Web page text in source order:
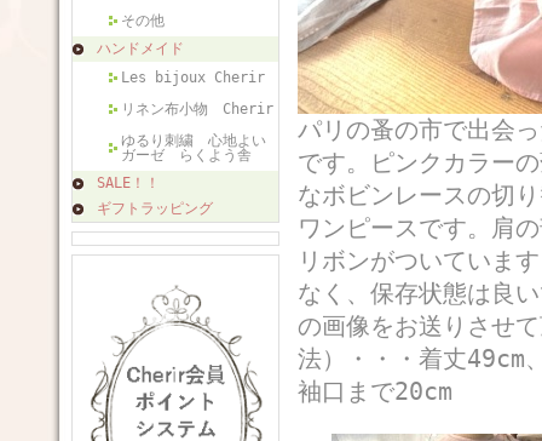
その他
ハンドメイド
Les bijoux Cherir
リネン布小物 Cherir
ゆるり刺繍 心地よい
ガーゼ らくよう舎
SALE！！
ギフトラッピング
パリの蚤の市で出会
です。ピンクカラー
なボビンレースの切
ワンピースです。肩
リボンがついていま
なく、保存状態は良
の画像をお送りさ
法）・・・着丈49cm
袖口まで20cm